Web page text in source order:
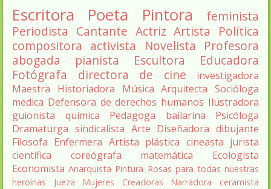
Escritora Poeta Pintora
feminista
Periodista Cantante Actriz Artista
Política
compositora activista Novelista
Profesora
abogada
pianista Escultora
Educadora
Fotógrafa
directora de cine
investigadora
Maestra
Historiadora Música Arquitecta Socióloga
medica Defensora de derechos humanos Ilustradora
guionista
química Pedagoga bailarina
Psicóloga
Dramaturga sindicalista Arte Diseñadora dibujante
Filosofa Enfermera Artista plástica cineasta jurista
científica
coreógrafa matemática
Ecologista
Economista Anarquista Pintura Rosas para todas nuestras
heroínas
Jueza Mujeres Creadoras Narradora
ceramista